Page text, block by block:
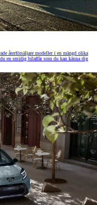
återförsäljare modeller i en mängd olika
en smidig bilaffär som du kan känna dig